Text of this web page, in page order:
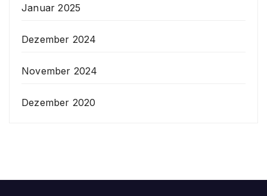
Januar 2025
Dezember 2024
November 2024
Dezember 2020